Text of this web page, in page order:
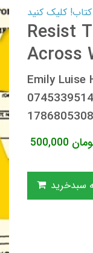
Resist
Across
Emily Luise
500,000
سبدخرید